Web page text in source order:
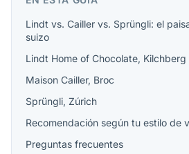
Lindt vs. Cailler vs. Sprüngli: el
suizo
Lindt Home of Chocolate, Kilchberg
Maison Cailler, Broc
Sprüngli, Zúrich
Recomendación según tu estilo de
Preguntas frecuentes